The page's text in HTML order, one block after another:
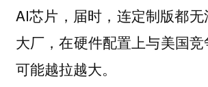
AI芯片，届时，连定制版都
大厂，在硬件配置上与美国
可能越拉越大。